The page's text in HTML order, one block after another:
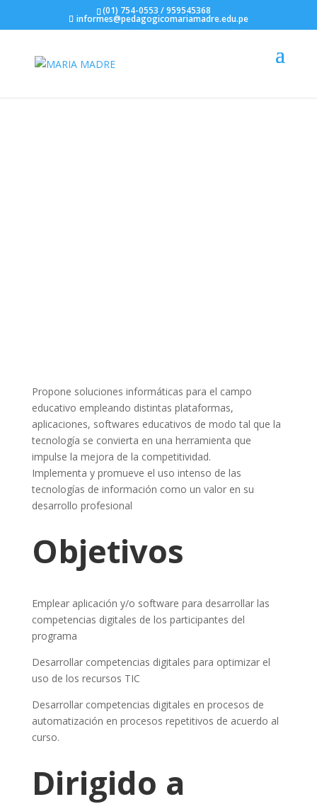
(01) 754-0553 / 959545368
informes@pedagogicomariamadre.edu.pe
Propone soluciones informáticas para el campo
educativo empleando distintas plataformas,
aplicaciones, softwares educativos de modo tal que la
tecnología se convierta en una herramienta que
impulse la mejora de la competitividad.
Implementa y promueve el uso intenso de las
tecnologías de información como un valor en su
desarrollo profesional
Objetivos
Emplear aplicación y/o software para desarrollar las
competencias digitales de los participantes del
programa
Desarrollar competencias digitales para optimizar el
uso de los recursos TIC
Desarrollar competencias digitales en procesos de
automatización en procesos repetitivos de acuerdo al
curso.
Dirigido a